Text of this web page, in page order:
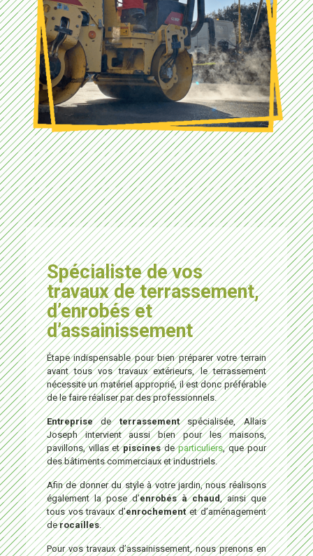
Spécialiste de vos
travaux de terrassement,
d’enrobés et
d’assainissement
Étape indispensable pour bien préparer votre terrain
avant tous vos travaux extérieurs, le terrassement
nécessite un matériel approprié, il est donc préférable
de le faire réaliser par des professionnels.
Entreprisedeterrassementspécialisée, Allais
Joseph intervient aussi bien pour les maisons,
pavillons, villas etpiscinesdeparticuliers, que pour
des bâtiments commerciaux et industriels.
Afin de donner du style à votre jardin, nous réalisons
également la pose d’enrobés à chaud, ainsi que
tous vos travaux d’enrochementet d’aménagement
derocailles.
Pour vos travaux d’assainissement, nous prenons en